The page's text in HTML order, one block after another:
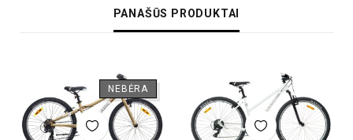
PANAŠŪS PRODUKTAI
NEBĖRA